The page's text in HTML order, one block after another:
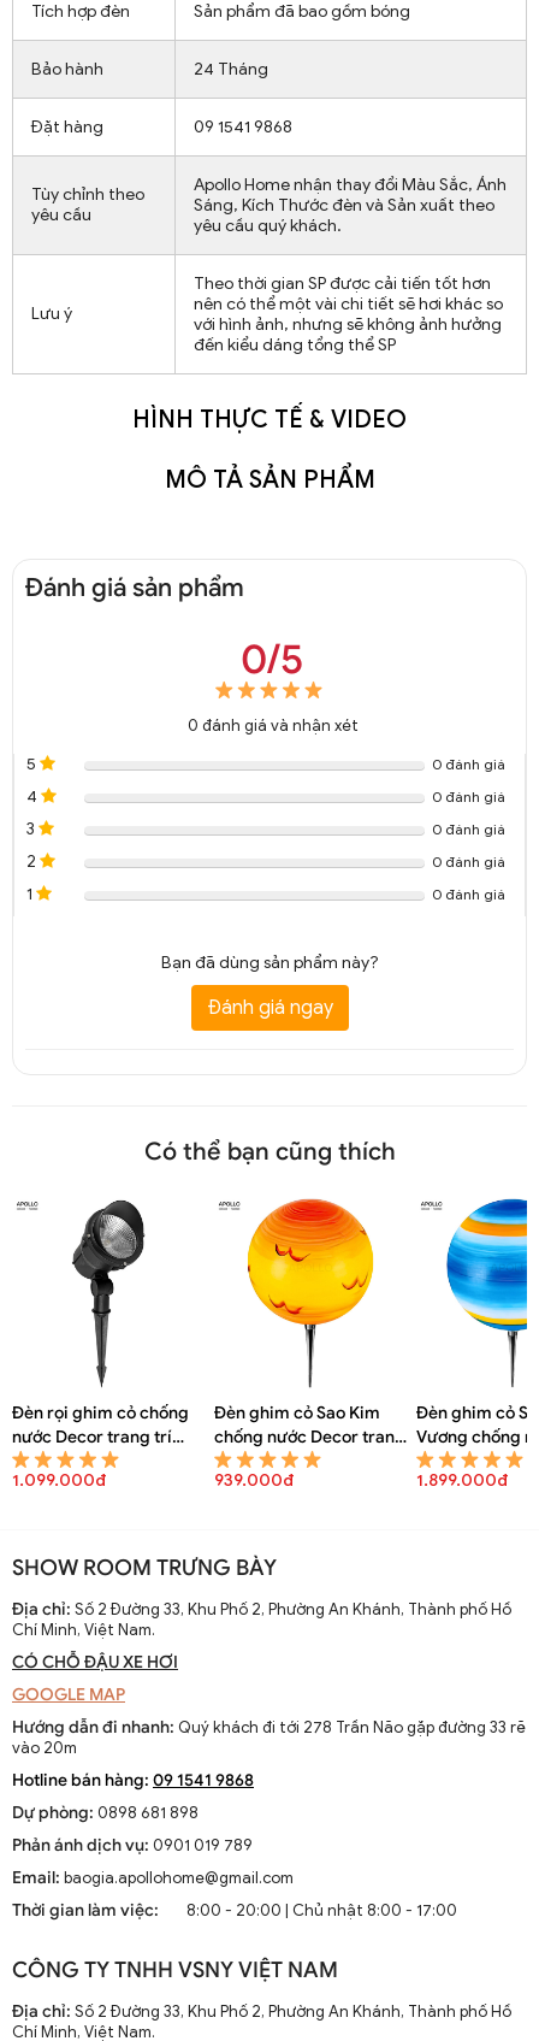
Tích hợp đèn Sản phẩm đã bao gồm bóng
Bảo hành 24 Tháng
Đặt hàng 09 1541 9868
Tùy chỉnh theo
yêu cầu
Apollo Home nhận thay đổi Màu Sắc, Ánh
Sáng, Kích Thước đèn và Sản xuất theo
yêu cầu quý khách.
Lưu ý
Theo thời gian SP được cải tiến tốt hơn
nên có thể một vài chi tiết sẽ hơi khác so
với hình ảnh, nhưng sẽ không ảnh hưởng
đến kiểu dáng tổng thể SP
HÌNH THỰC TẾ & VIDEO
MÔ TẢ SẢN PHẨM
Đánh giá sản phẩm
0/5
0 đánh giá và nhận xét
5
0 đánh giá
4 0 đánh giá
3 0 đánh giá
2 0 đánh giá
1 0 đánh giá
Bạn đã dùng sản phẩm này?
Đánh giá ngay
Có thể bạn cũng thích
Đèn rọi ghim cỏ chống
nước Decor trang trí
DRR 6874A
1.099.000đ
Đèn ghim cỏ Sao Kim
chống nước Decor trang
trí DRR 6873A
939.000đ
Đèn ghim cỏ
Vương chống
Decor trang trí
6873A
1.899.000đ
SHOW ROOM TRƯNG BÀY
Địa chỉ: Số 2 Đường 33, Khu Phố 2, Phường An Khánh, Thành phố Hồ
Chí Minh, Việt Nam.
CÓ CHỖ ĐẬU XE HƠI
GOOGLE MAP
Hướng dẫn đi nhanh: Quý khách đi tới 278 Trần Não gặp đường 33 rẽ
vào 20m
Hotline bán hàng: 09 1541 9868
Dự phòng: 0898 681 898
Phản ánh dịch vụ: 0901 019 789
Email: baogia.apollohome@gmail.com
Thời gian làm việc:
8:00 - 20:00 | Chủ nhật 8:00 - 17:00
CÔNG TY TNHH VSNY VIỆT NAM
Địa chỉ: Số 2 Đường 33, Khu Phố 2, Phường An Khánh, Thành phố Hồ
Chí Minh, Việt Nam.